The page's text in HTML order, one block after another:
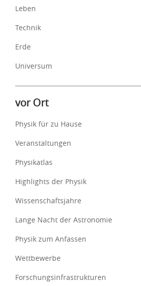
Leben
Technik
Erde
Universum
vor Ort
Physik für zu Hause
Veranstaltungen
Physikatlas
Highlights der Physik
Wissenschaftsjahre
Lange Nacht der Astronomie
Physik zum Anfassen
Wettbewerbe
Forschungsinfrastrukturen